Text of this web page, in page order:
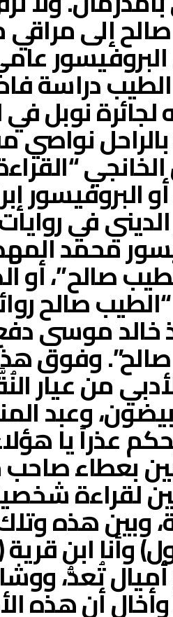
إلى
البروفيسور
دراسة
نوبل
بالراحل نواصي
أو
الديني في
محمد
صالح”، أو
صالح
خالد موسى
وفوق
من عيار
وعبد
عذراً يا
بعطاء
لقراءة
وبين هذه
وأنا ابن قرية
تُعدُّ،
أن هذه